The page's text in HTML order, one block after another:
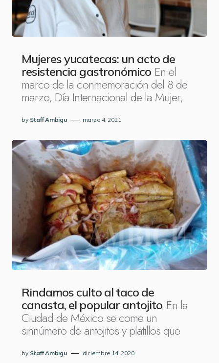
Mujeres yucatecas: un acto de
resistencia gastronómico En el
marco de la conmemoración del 8 de
marzo, Día Internacional de la Mujer,
by Staff Ambigu marzo 4, 2021
Rindamos culto al taco de
canasta, el popular antojito En la
Ciudad de México se come un
sinnúmero de antojitos y platillos que
by Staff Ambigu diciembre 14, 2020